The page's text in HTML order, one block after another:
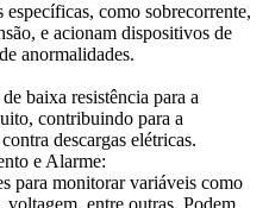
como sobrecorrente,
e acionam dispositivos de
anormalidades.
baixa resistência para a
contribuindo para a
descargas elétricas.
e Alarme:
para monitorar variáveis como
voltagem, entre outras. Podem